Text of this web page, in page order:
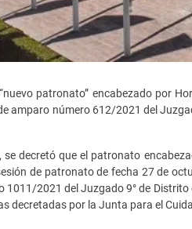
patronato” encabezado por
amparo número 612/2021 del
decretó que el patronato
de patronato de fecha 27 de
2021 del Juzgado 9° de
decretadas por la Junta para el